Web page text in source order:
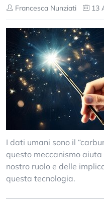
Francesca Nunziati 13
I dati umani sono il
questo meccanismo
nostro ruolo e delle
questa tecnologia.